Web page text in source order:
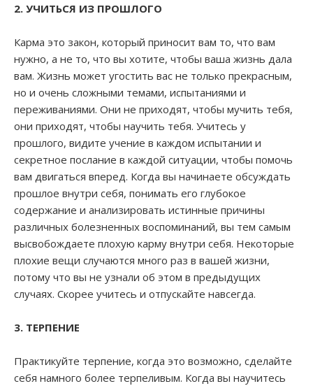
2. УЧИТЬСЯ ИЗ ПРОШЛОГО
Карма это закон, который приносит вам то, что вам
нужно, а не то, что вы хотите, чтобы ваша жизнь дала
вам. Жизнь может угостить вас не только прекрасным,
но и очень сложными темами, испытаниями и
переживаниями. Они не приходят, чтобы мучить тебя,
они приходят, чтобы научить тебя. Учитесь у
прошлого, видите учение в каждом испытании и
секретное послание в каждой ситуации, чтобы помочь
вам двигаться вперед. Когда вы начинаете обсуждать
прошлое внутри себя, понимать его глубокое
содержание и анализировать истинные причины
различных болезненных воспоминаний, вы тем самым
высвобождаете плохую карму внутри себя. Некоторые
плохие вещи случаются много раз в вашей жизни,
потому что вы не узнали об этом в предыдущих
случаях. Скорее учитесь и отпускайте навсегда.
3. ТЕРПЕНИЕ
Практикуйте терпение, когда это возможно, сделайте
себя намного более терпеливым. Когда вы научитесь